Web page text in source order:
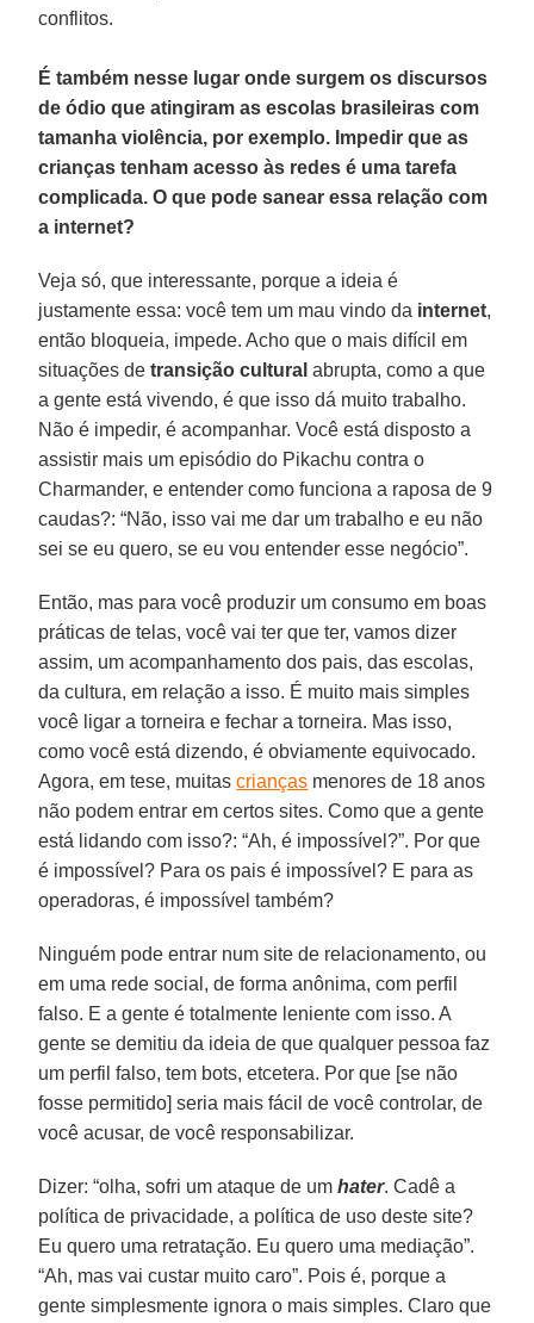
conflitos.
É também nesse lugar onde surgem os discursos
de ódio que atingiram as escolas brasileiras com
tamanha violência, por exemplo. Impedir que as
crianças tenham acesso às redes é uma tarefa
complicada. O que pode sanear essa relação com
a internet?
Veja só, que interessante, porque a ideia é
justamente essa: você tem um mau vindo da internet,
então bloqueia, impede. Acho que o mais difícil em
situações detransição cultural abrupta, como a que
a gente está vivendo, é que isso dá muito trabalho.
Não é impedir, é acompanhar. Você está disposto a
assistir mais um episódio do Pikachu contra o
Charmander, e entender como funciona a raposa de 9
caudas?: “Não, isso vai me dar um trabalho e eu não
sei se eu quero, se eu vou entender esse negócio”.
Então, mas para você produzir um consumo em boas
práticas de telas, você vai ter que ter, vamos dizer
assim, um acompanhamento dos pais, das escolas,
da cultura, em relação a isso. É muito mais simples
você ligar a torneira e fechar a torneira. Mas isso,
como você está dizendo, é obviamente equivocado.
Agora, em tese, muitascrianças menores de 18 anos
não podem entrar em certos sites. Como que a gente
está lidando com isso?: “Ah, é impossível?”. Por que
é impossível? Para os pais é impossível? E para as
operadoras, é impossível também?
Ninguém pode entrar num site de relacionamento, ou
em uma rede social, de forma anônima, com perfil
falso. E a gente é totalmente leniente com isso. A
gente se demitiu da ideia de que qualquer pessoa faz
um perfil falso, tem bots, etcetera. Por que [se não
fosse permitido] seria mais fácil de você controlar, de
você acusar, de você responsabilizar.
Dizer: “olha, sofri um ataque de umhater. Cadê a
política de privacidade, a política de uso deste site?
Eu quero uma retratação. Eu quero uma mediação”.
“Ah, mas vai custar muito caro”. Pois é, porque a
gente simplesmente ignora o mais simples. Claro que